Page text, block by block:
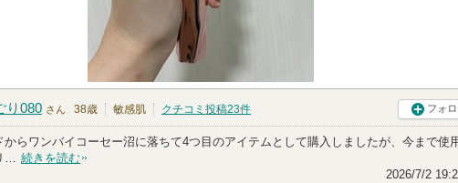
り080 さん 38歳 敏感肌 クチコミ投稿23件 フォ
からワンバイコーセー沼に落ちて4つ目のアイテムとして購入しましたが、今まで使
… 続きを読む
2026/7/2